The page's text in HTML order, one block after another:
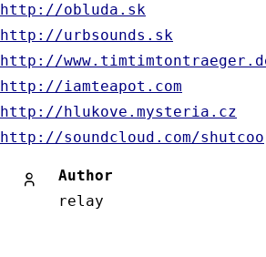
http ://obluda . sk
http ://urbsounds . sk
http ://www. timtimtontraeger .
http ://iamteapot . com
http ://hlukove . mysteria . cz
http ://soundcloud . com/shutcoo
Author
relay